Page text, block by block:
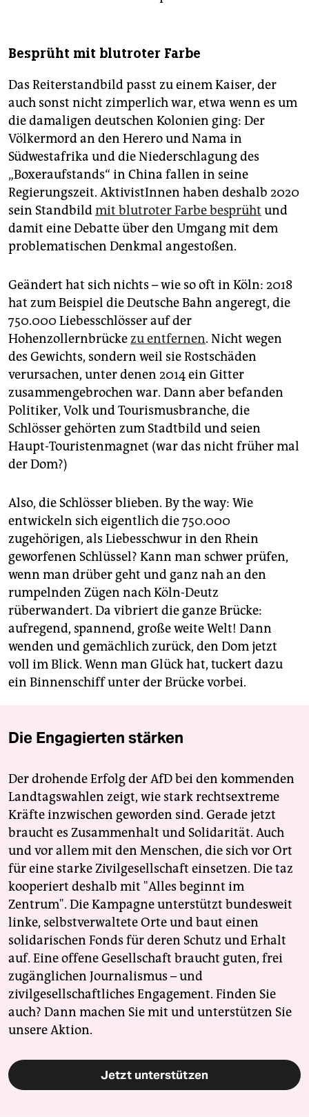
Besprüht mit blutroter Farbe
Das Reiterstandbild passt zu einem Kaiser, der
auch sonst nicht zimperlich war, etwa wenn es um
die damaligen deutschen Kolonien ging: Der
Völkermord an den Herero und Nama in
Südwestafrika und die Niederschlagung des
„Boxeraufstands“ in China fallen in seine
Regierungszeit. AktivistInnen haben deshalb 2020
sein Standbildmit blutroter Farbe besprüht und
damit eine Debatte über den Umgang mit dem
problematischen Denkmal angestoßen.
Geändert hat sich nichts – wie so oft in Köln: 2018
hat zum Beispiel die Deutsche Bahn angeregt, die
750.000 Liebesschlösser auf der
Hohenzollernbrückezu entfernen. Nicht wegen
des Gewichts, sondern weil sie Rostschäden
verursachen, unter denen 2014 ein Gitter
zusammengebrochen war. Dann aber befanden
Politiker, Volk und Tourismusbranche, die
Schlösser gehörten zum Stadtbild und seien
Haupt-Touristenmagnet (war das nicht früher mal
der Dom?)
Also, die Schlösser blieben. By the way: Wie
entwickeln sich eigentlich die 750.000
zugehörigen, als Liebesschwur in den Rhein
geworfenen Schlüssel? Kann man schwer prüfen,
wenn man drüber geht und ganz nah an den
rumpelnden Zügen nach Köln-Deutz
rüberwandert. Da vibriert die ganze Brücke:
aufregend, spannend, große weite Welt! Dann
wenden und gemächlich zurück, den Dom jetzt
voll im Blick. Wenn man Glück hat, tuckert dazu
ein Binnenschiff unter der Brücke vorbei.
Die Engagierten stärken
Der drohende Erfolg der AfD bei den kommenden
Landtagswahlen zeigt, wie stark rechtsextreme
Kräfte inzwischen geworden sind. Gerade jetzt
braucht es Zusammenhalt und Solidarität. Auch
und vor allem mit den Menschen, die sich vor Ort
für eine starke Zivilgesellschaft einsetzen. Die taz
kooperiert deshalb mit "Alles beginnt im
Zentrum". Die Kampagne unterstützt bundesweit
linke, selbstverwaltete Orte und baut einen
solidarischen Fonds für deren Schutz und Erhalt
auf. Eine offene Gesellschaft braucht guten, frei
zugänglichen Journalismus – und
zivilgesellschaftliches Engagement. Finden Sie
auch? Dann machen Sie mit und unterstützen Sie
unsere Aktion.
Jetzt unterstützen